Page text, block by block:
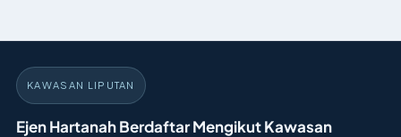
KAWASAN LIPUTAN
Ejen Hartanah Berdaftar Mengikut Kawasan